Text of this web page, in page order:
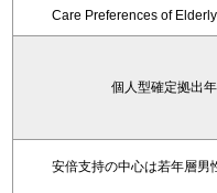
Care Preferences of
個人型確定拠出
安倍支持の中心は若年層男